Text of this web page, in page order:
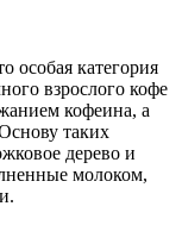
особая категория
взрослого кофе
кофеина, а
таких
дерево и
молоком,